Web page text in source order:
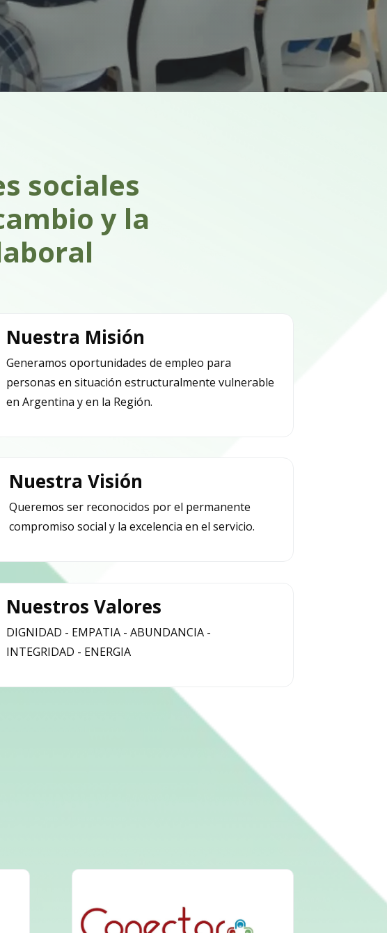
sociales
y la
Nuestra Misión
Generamos oportunidades de empleo para
personas en situación estructuralmente vulnerable
en Argentina y en la Región.
Nuestra Visión
Queremos ser reconocidos por el permanente
compromiso social y la excelencia en el servicio.
Nuestros Valores
DIGNIDAD - EMPATIA - ABUNDANCIA -
INTEGRIDAD - ENERGIA